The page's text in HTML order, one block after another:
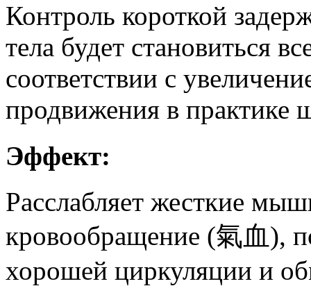
Контроль короткой
тела будет становиться
соответствии с
продвижения в практике
Эффект:
Расслабляет жесткие
кровообращение (氣血),
хорошей циркуляции и